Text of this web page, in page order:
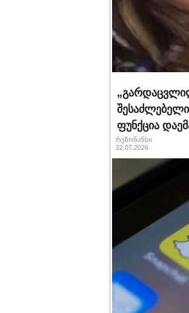
ფუნქცია
რეზონანსი
22.07.2026